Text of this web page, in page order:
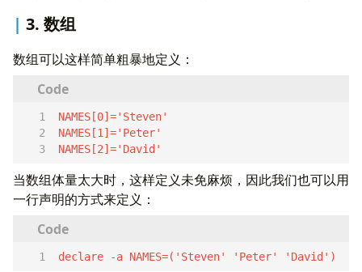
3. 数组
数组可以这样简单粗暴地定义：
NAMES[2]='David'
当数组体量太大时，这样定义未免麻烦，因此我们也可以用
一行声明的方式来定义：
declare -a NAMES=('Steven' 'Peter' 'David')